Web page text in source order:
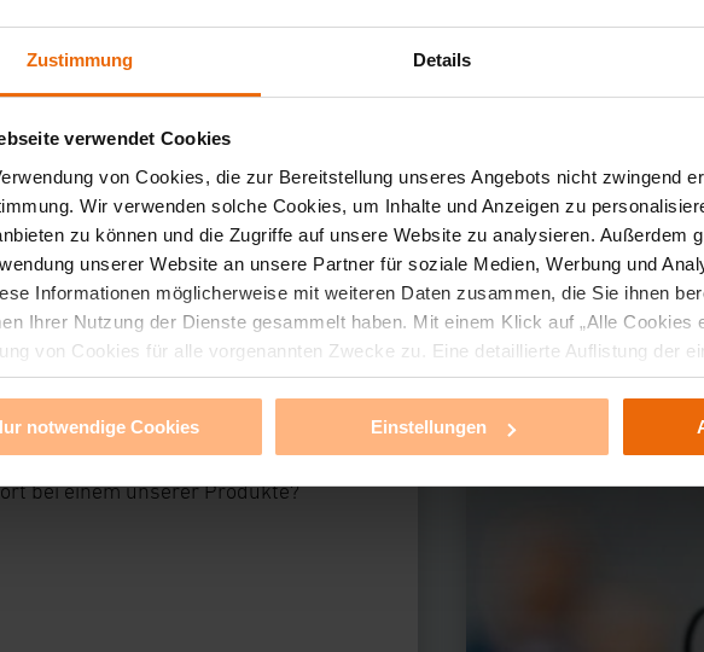
Zustimmung Details
verwendet Cookies
von Cookies, die zur Bereitstellung unseres Angebots nicht zwingend
Wir verwenden solche Cookies, um Inhalte und Anzeigen zu
zu können und die Zugriffe auf unsere Website zu analysieren. Außerdem
unserer Website an unsere Partner für soziale Medien, Werbung und
Informationen möglicherweise mit weiteren Daten zusammen, die Sie ihnen
Ihrer Nutzung der Dienste gesammelt haben. Mit einem Klick auf „Alle Cookies
von Cookies für alle vorgenannten Zwecke zu. Eine detaillierte Auflistung der
ist durch Klick auf den Button „Ablehnen oder Einstellungen“ abrufbar. Sie
Link „Cookie Einstellungen“ anpassen oder widerrufen. Ihre Browser-
notwendige Cookies Einstellungen
2.0
bei einem unserer Produkte?